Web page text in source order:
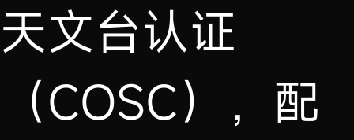
天文台认证
（COSC），配